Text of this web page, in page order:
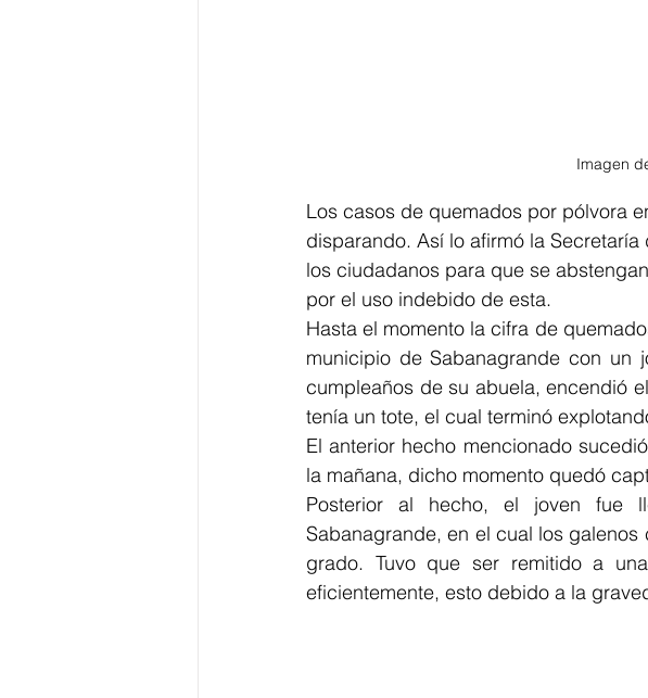
Imagen
Los casos de quemados por pólvora
disparando. Así lo afirmó la
los ciudadanos para que se
por el uso indebido de esta.
Hasta el momento la cifra de
municipio de Sabanagrande con un
cumpleaños de su abuela, encendió
tenía un tote, el cual terminó
El anterior hecho mencionado
la mañana, dicho momento quedó
Posterior al hecho, el joven fue
Sabanagrande, en el cual los
grado. Tuvo que ser remitido a
eficientemente, esto debido a la